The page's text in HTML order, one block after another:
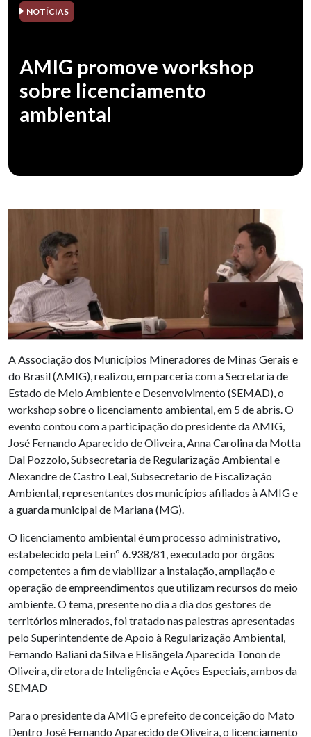
NOTÍCIAS
AMIG promove workshop
sobre licenciamento
ambiental
A Associação dos Municípios Mineradores de Minas Gerais e
do Brasil (AMIG), realizou, em parceria com a Secretaria de
Estado de Meio Ambiente e Desenvolvimento (SEMAD), o
workshop sobre o licenciamento ambiental, em 5 de abris. O
evento contou com a participação do presidente da AMIG,
José Fernando Aparecido de Oliveira, Anna Carolina da Motta
Dal Pozzolo, Subsecretaria de Regularização Ambiental e
Alexandre de Castro Leal, Subsecretario de Fiscalização
Ambiental, representantes dos municípios afiliados à AMIG e
a guarda municipal de Mariana (MG).
O licenciamento ambiental é um processo administrativo,
estabelecido pela Lei nº 6.938/81, executado por órgãos
competentes a fim de viabilizar a instalação, ampliação e
operação de empreendimentos que utilizam recursos do meio
ambiente. O tema, presente no dia a dia dos gestores de
territórios minerados, foi tratado nas palestras apresentadas
pelo Superintendente de Apoio à Regularização Ambiental,
Fernando Baliani da Silva e Elisângela Aparecida Tonon de
Oliveira, diretora de Inteligência e Ações Especiais, ambos da
SEMAD
Para o presidente da AMIG e prefeito de conceição do Mato
Dentro José Fernando Aparecido de Oliveira, o licenciamento